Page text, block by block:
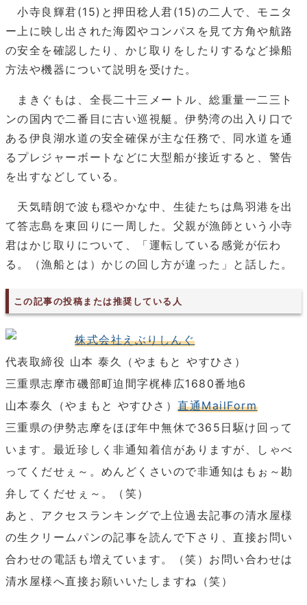
小寺良輝君(15)と押田稔人君(15)の二人で、モニタ
ー上に映し出された海図やコンパスを見て方角や航路
の安全を確認したり、かじ取りをしたりするなど操船
方法や機器について説明を受けた。
まきぐもは、全長二十三メートル、総重量一二三ト
ンの国内で二番目に古い巡視艇。伊勢湾の出入り口で
ある伊良湖水道の安全確保が主な任務で、同水道を通
るプレジャーボートなどに大型船が接近すると、警告
を出すなどしている。
天気晴朗で波も穏やかな中、生徒たちは鳥羽港を出
て答志島を東回りに一周した。父親が漁師という小寺
君はかじ取りについて、「運転している感覚が伝わ
る。（漁船とは）かじの回し方が違った」と話した。
この記事の投稿または推奨している人
株式会社えぶりしんぐ
代表取締役 山本 泰久（やまもと やすひさ）
三重県志摩市磯部町迫間字梶棒広1680番地6
山本泰久（やまもと やすひさ）直通MailForm
三重県の伊勢志摩をほぼ年中無休で365日駆け回って
います。最近珍しく非通知着信がありますが、しゃべ
ってくだせぇ～。めんどくさいので非通知はもぉ～勘
弁してくだせぇ～。（笑）
あと、アクセスランキングで上位過去記事の清水屋様
の生クリームパンの記事を読んで下さり、直接お問い
合わせの電話も増えています。（笑）お問い合わせは
清水屋様へ直接お願いいたしますね（笑）